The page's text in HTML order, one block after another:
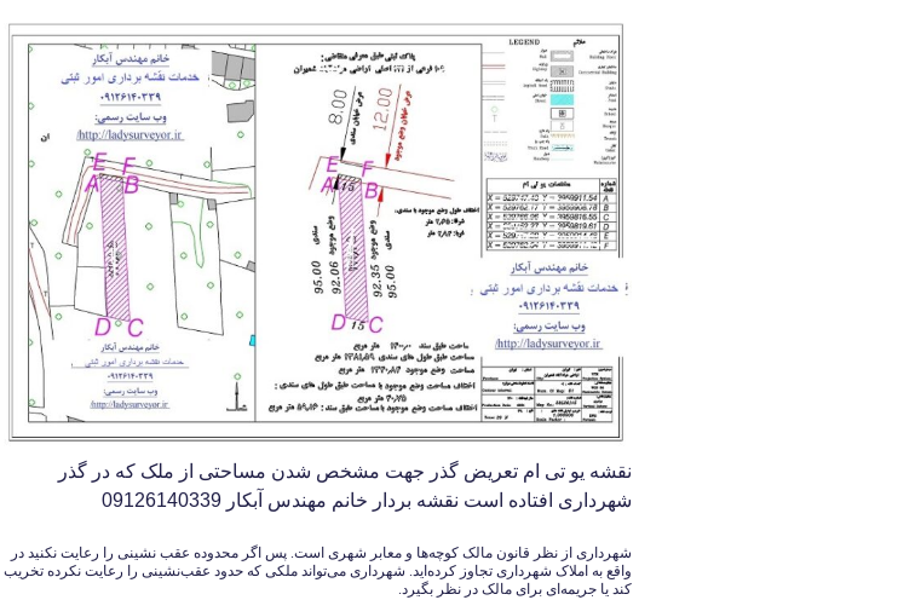
نقشه یو تی ام تعریض گذر جهت مشخص شدن مساحتی از ملک که در گذر
شهرداری افتاده است نقشه بردار خانم مهندس آبکار 09126140339
شهرداری از نظر قانون مالک کوچه‌ها و معابر شهری است. پس اگر محدوده عقب نشینی را رعایت نکنید در
واقع به املاک شهرداری تجاوز کرده‌اید. شهرداری می‌تواند ملکی که حدود عقب‌نشینی را رعایت نکرده تخریب
کند یا جریمه‌ای برای مالک در نظر بگیرد.